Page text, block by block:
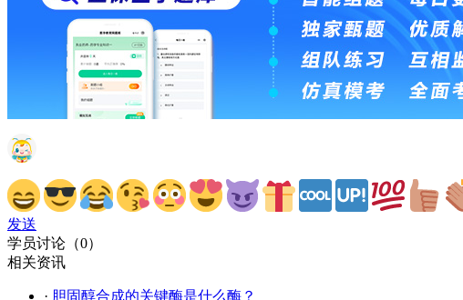
发送
学员讨论（0）
相关资讯
· 胆固醇合成的关键酶是什么酶？